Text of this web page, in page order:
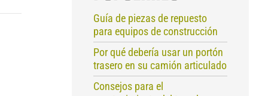
Guía de piezas de repuesto
para equipos de construcción
Por qué debería usar un portón
trasero en su camión articulado
Consejos para el